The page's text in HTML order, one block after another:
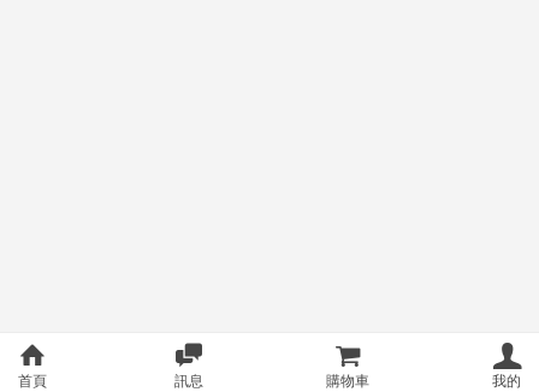
首頁 訊息 購物車 我的